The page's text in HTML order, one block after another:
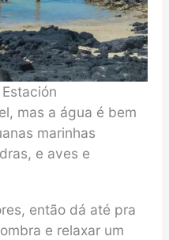
mas a água é bem
marinhas
e aves e
então dá até pra
e relaxar um